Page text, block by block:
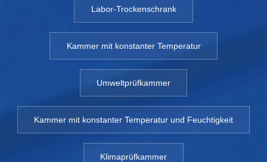
Labor-Trockenschrank
Kammer mit konstanter Temperatur
Umweltprüfkammer
Kammer mit konstanter Temperatur und Feuchtigkeit
Klimaprüfkammer